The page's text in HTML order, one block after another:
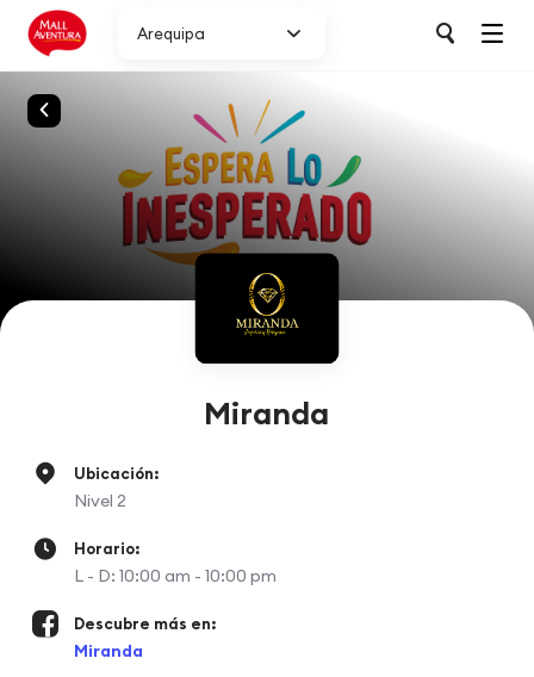
Arequipa
Miranda
Ubicación:
Nivel 2
Horario:
L - D: 10:00 am - 10:00 pm
Descubre más en:
Miranda